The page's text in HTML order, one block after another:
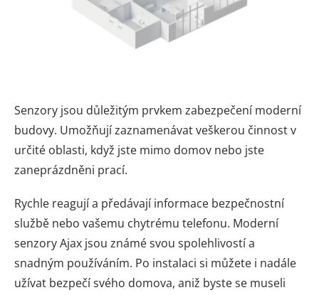
Senzory jsou důležitým prvkem zabezpečení moderní
budovy. Umožňují zaznamenávat veškerou činnost v
určité oblasti, když jste mimo domov nebo jste
zaneprázdněni prací.
Rychle reagují a předávají informace bezpečnostní
službě nebo vašemu chytrému telefonu. Moderní
senzory Ajax jsou známé svou spolehlivostí a
snadným používáním. Po instalaci si můžete i nadále
užívat bezpečí svého domova, aniž byste se museli